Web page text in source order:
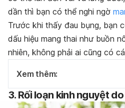
dần thì bạn có thể nghi ngờ
Trước khi thấy đau bụng, bạn
dấu hiệu mang thai như buồn
nhiên, không phải ai cũng có
Xem thêm:
3. Rối loạn kinh nguyệt